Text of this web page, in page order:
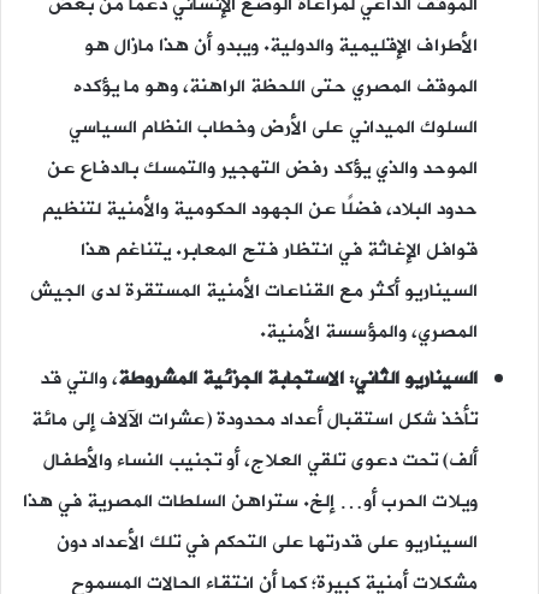
الأطراف الإقليمية والدولية. ويبدو أن هذا مازال هو
الموقف المصري حتى اللحظة الراهنة، وهو ما يؤكده
السلوك الميداني على الأرض وخطاب النظام السياسي
الموحد والذي يؤكد رفض التهجير والتمسك بالدفاع عن
حدود البلاد، فضلًا عن الجهود الحكومية والأمنية لتنظيم
قوافل الإغاثة في انتظار فتح المعابر. يتناغم هذا
السيناريو أكثر مع القناعات الأمنية المستقرة لدى الجيش
المصري، والمؤسسة الأمنية.
السيناريو الثاني: الاستجابة الجزئية المشروطة، والتي قد
تأخذ شكل استقبال أعداد محدودة (عشرات الآلاف إلى مائة
ألف) تحت دعوى تلقي العلاج، أو تجنيب النساء والأطفال
ويلات الحرب أو… إلخ. ستراهن السلطات المصرية في هذا
السيناريو على قدرتها على التحكم في تلك الأعداد دون
مشكلات أمنية كبيرة؛ كما أن انتقاء الحالات المسموح